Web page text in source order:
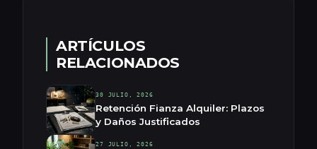
ARTÍCULOS
RELACIONADOS
30 JULIO, 2026
Retención Fianza Alquiler: Plazos
y Daños Justificados
27 JULIO, 2026